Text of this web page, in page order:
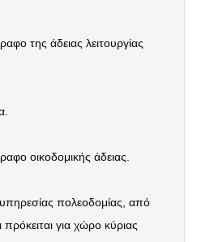
της άδειας λειτουργίας
οικοδομικής άδειας.
πολεοδομίας, από
για χώρο κύριας